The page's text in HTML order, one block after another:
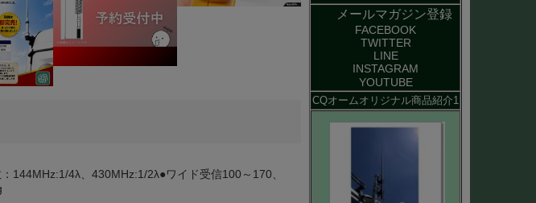
144MHz:1/4λ、430MHz:1/2λ●ワイド受信100～170、
メールマガジン登録
FACEBOOK
TWITTER
LINE
INSTAGRAM
YOUTUBE
CQオームオリジナル商品紹介1